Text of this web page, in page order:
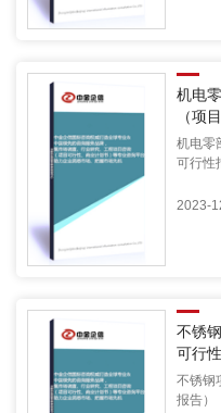
机电
（项
机电零
可行性
2023-
不锈
可行
不锈钢
报告）